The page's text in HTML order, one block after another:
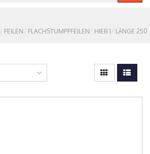
FEILEN FLACHSTUMPFFEILEN HIEB 1 LÄNGE 250